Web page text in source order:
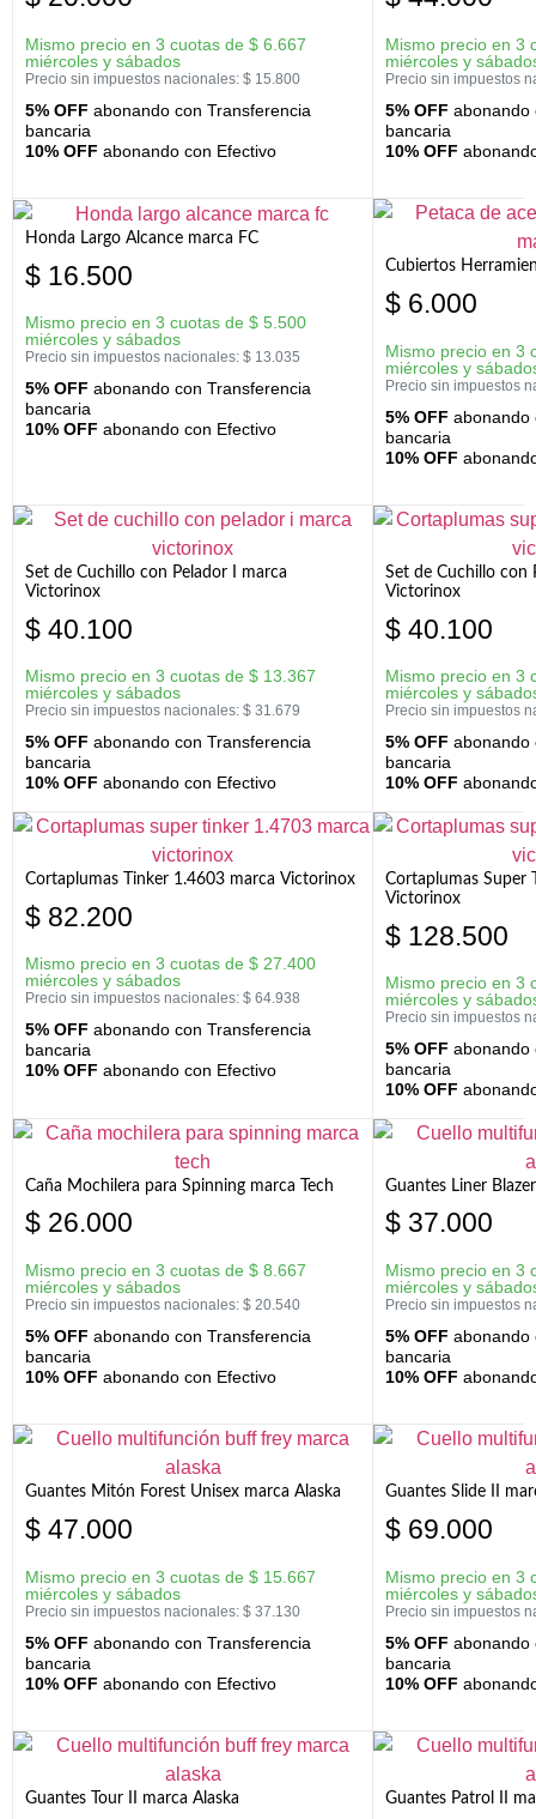
Mismo precio en 3 cuotas de $ 6.667
miércoles y sábados
Precio sin impuestos nacionales: $ 15.800
5% OFF abonando con Transferencia
bancaria
10% OFF abonando con Efectivo
Mismo precio en 3
miércoles y
Precio sin impuestos
5% OFF abonando
bancaria
10% OFF
Honda Largo Alcance marca FC
$ 16.500
Mismo precio en 3 cuotas de $ 5.500
miércoles y sábados
Precio sin impuestos nacionales: $ 13.035
5% OFF abonando con Transferencia
bancaria
10% OFF abonando con Efectivo
Cubiertos
$ 6.000
Mismo precio en 3
miércoles y
Precio sin impuestos
5% OFF abonando
bancaria
10% OFF
Set de Cuchillo con Pelador I marca
Victorinox
$ 40.100
Mismo precio en 3 cuotas de $ 13.367
miércoles y sábados
Precio sin impuestos nacionales: $ 31.679
5% OFF abonando con Transferencia
bancaria
10% OFF abonando con Efectivo
Set de Cuchillo con
Victorinox
$ 40.100
Mismo precio en 3
miércoles y
Precio sin impuestos
5% OFF abonando
bancaria
10% OFF
Cortaplumas Tinker 1.4603 marca Victorinox
$ 82.200
Mismo precio en 3 cuotas de $ 27.400
miércoles y sábados
Precio sin impuestos nacionales: $ 64.938
5% OFF abonando con Transferencia
bancaria
10% OFF abonando con Efectivo
Cortaplumas Super
Victorinox
$ 128.500
Mismo precio en 3
miércoles y
Precio sin impuestos
5% OFF abonando
bancaria
10% OFF
Caña Mochilera para Spinning marca Tech
$ 26.000
Mismo precio en 3 cuotas de $ 8.667
miércoles y sábados
Precio sin impuestos nacionales: $ 20.540
5% OFF abonando con Transferencia
bancaria
10% OFF abonando con Efectivo
Guantes Liner
$ 37.000
Mismo precio en 3
miércoles y
Precio sin impuestos
5% OFF abonando
bancaria
10% OFF
Guantes Mitón Forest Unisex marca Alaska
$ 47.000
Mismo precio en 3 cuotas de $ 15.667
miércoles y sábados
Precio sin impuestos nacionales: $ 37.130
5% OFF abonando con Transferencia
bancaria
10% OFF abonando con Efectivo
Guantes Slide II
$ 69.000
Mismo precio en 3
miércoles y
Precio sin impuestos
5% OFF abonando
bancaria
10% OFF
Guantes Tour II marca Alaska Guantes Patrol II